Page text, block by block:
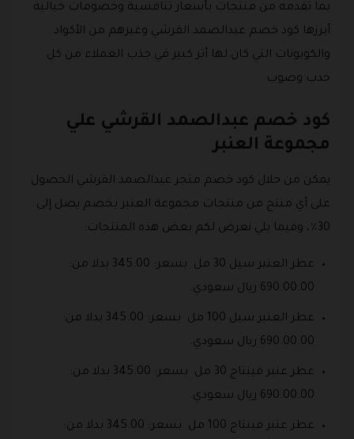
بما تقدمه من منتجات بأسعار تنافسية وخصومات خيالية
أبرزها كود خصم عبدالصمد القرشي وغيرهم من الأكواد
والكوبونات التي كان لها أثر كبير في جذب العملاء من كل
حدب وصوب
كود خصم عبدالصمد القرشي علي
مجموعة العنبر
يمكن من خلال كود خصم متجر عبدالصمد القرشي الحصول
على أي منتج من منتجات مجموعة العنبر بخصم يصل إلى
30٪، وفيما يلي نعرض لكم بعض هذه المنتجات:
عطر العنبر سيل 30 مل بسعر: 345.00 بدلا من:
690.00.00 ريال سعودي.
عطر العنبر سيل 100 مل بسعر: 345.00 بدلا من:
690.00.00 ريال سعودي.
عطر عنبر فينتاج 30 مل بسعر: 345.00 بدلا من:
690.00.00 ريال سعودي.
عطر عنبر فينتاج 100 مل بسعر: 345.00 بدلا من: